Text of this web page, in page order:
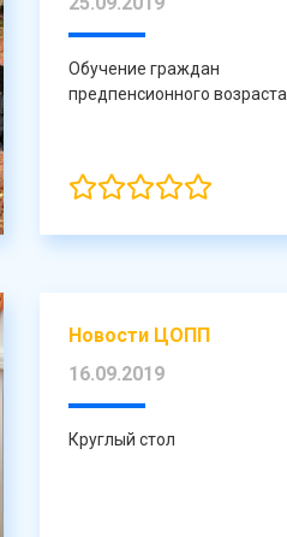
Обучение граждан
предпенсионного возраста
Новости ЦОПП
16.09.2019
Круглый стол